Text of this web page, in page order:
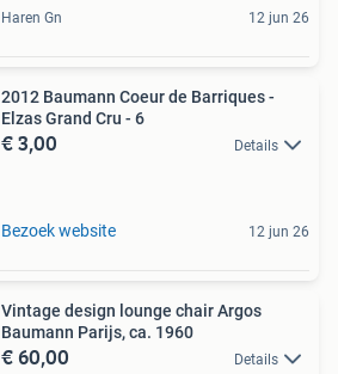
Haren Gn 12 jun 26
2012 Baumann Coeur de Barriques -
Elzas Grand Cru - 6
€ 3,00 Details
Bezoek website 12 jun 26
Vintage design lounge chair Argos
Baumann Parijs, ca. 1960
€ 60,00 Details